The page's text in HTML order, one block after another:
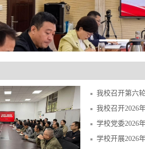
学校党委2026
学校开展2026